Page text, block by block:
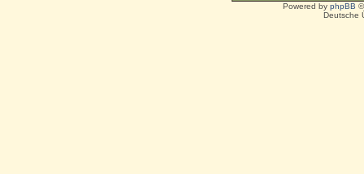
Powered by phpBB
Deutsche